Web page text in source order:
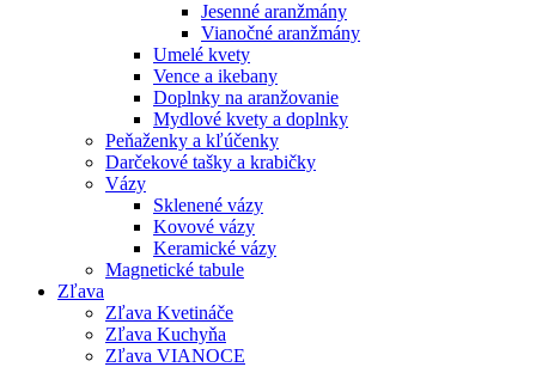
Jesenné aranžmány
Vianočné aranžmány
Umelé kvety
Vence a ikebany
Doplnky na aranžovanie
Mydlové kvety a doplnky
Peňaženky a kľúčenky
Darčekové tašky a krabičky
Vázy
Sklenené vázy
Kovové vázy
Keramické vázy
Magnetické tabule
Zľava
Zľava Kvetináče
Zľava Kuchyňa
Zľava VIANOCE